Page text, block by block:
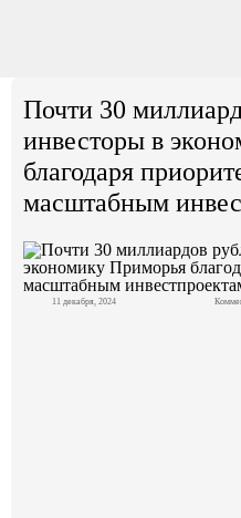
Почти 30
инвесторы в
благодаря
масштабным
11 декабря, 2024